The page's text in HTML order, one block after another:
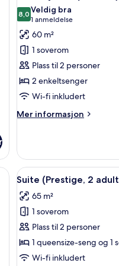
bildene
av
Suite
–
junior
(2
adults)
8,08,0 av 10
Veldig bra
1 anmeldelse
(1
anmeldelse)
60 m²
1 soverom
Plass til 2 personer
2 enkeltsenger
Wi-fi inkludert
Mer informasjon
Mer
–
junior
(2
minibar og safe på rommet
Åpne
alle
bildene
av
Suite
(Prestige,
2
9
Suite (Prestige, 2
65 m²
1 soverom
Plass til 2 personer
1 queensize-seng og 1
Wi-fi inkludert